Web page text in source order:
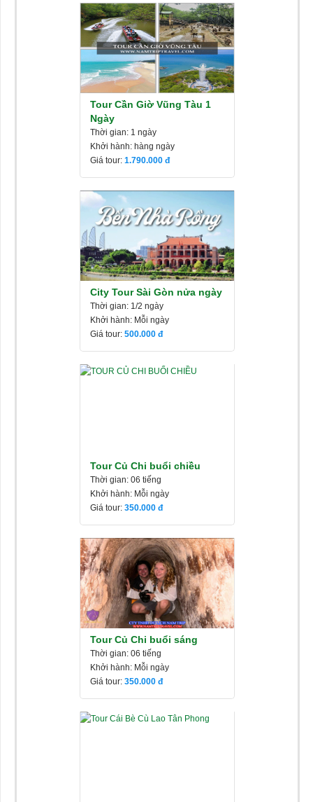
Tour Cần Giờ Vũng Tàu 1
Ngày
Thời gian: 1 ngày
Khởi hành: hàng ngày
Giá tour: 1.790.000
City Tour Sài Gòn nửa ngày
Thời gian: 1/2 ngày
Khởi hành: Mỗi ngày
Giá tour: 500.000
Tour Củ Chi buổi chiều
Thời gian: 06 tiếng
Khởi hành: Mỗi ngày
Giá tour: 350.000
Tour Củ Chi buổi sáng
Thời gian: 06 tiếng
Khởi hành: Mỗi ngày
Giá tour: 350.000